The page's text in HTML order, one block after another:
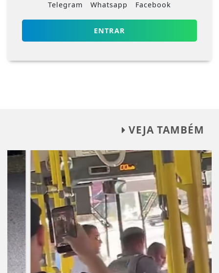
Telegram Whatsapp Facebook
ENTRAR
VEJA TAMBÉM